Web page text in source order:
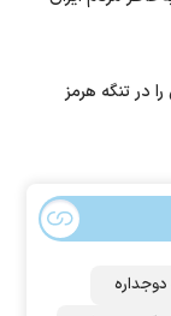
۴۸ کشتی را در تنگه هرمز
دوجداره